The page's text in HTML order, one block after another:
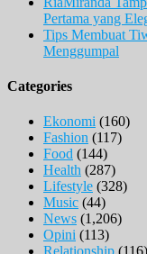
Pertama yang
Tips Membuat
Menggumpal
Categories
Ekonomi (160)
Fashion (117)
Food (144)
Health (287)
Lifestyle (328)
Music (44)
News (1,206)
Opini (113)
Relationship (116)